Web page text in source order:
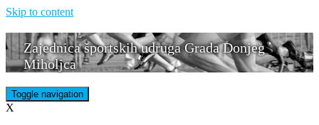
Skip to content
Zajednica športskih udruga Grada Donjeg
Miholjca
Toggle navigation
X